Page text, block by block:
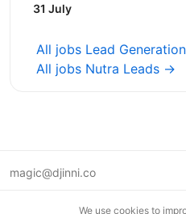
and staff augmentation
31 July
All jobs Lead
All jobs Nutra Leads →
magic@djinni.co
We use cookies to